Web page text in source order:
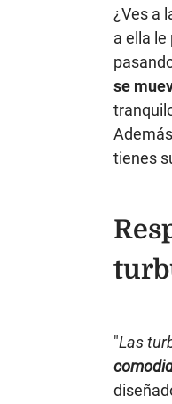
¿Ves a
a ella
se
tienes
"Las